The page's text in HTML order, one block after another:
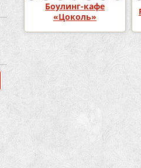
Боулинг-кафе
«Цоколь»